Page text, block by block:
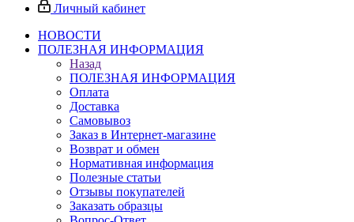
Личный кабинет
НОВОСТИ
ПОЛЕЗНАЯ ИНФОРМАЦИЯ
Назад
ПОЛЕЗНАЯ ИНФОРМАЦИЯ
Оплата
Доставка
Самовывоз
Заказ в Интернет-магазине
Возврат и обмен
Нормативная информация
Полезные статьи
Отзывы покупателей
Заказать образцы